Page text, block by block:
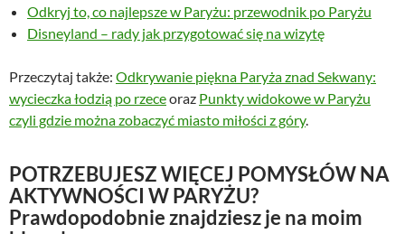
Odkryj to, co najlepsze w Paryżu: przewodnik po Paryżu
Disneyland – rady jak przygotować się na wizytę
Przeczytaj także: Odkrywanie piękna Paryża znad Sekwany:
wycieczka łodzią po rzeceoraz Punkty widokowe w Paryżu
czyli gdzie można zobaczyć miasto miłości z góry.
POTRZEBUJESZ WIĘCEJ POMYSŁÓW NA
AKTYWNOŚCI W PARYŻU?
Prawdopodobnie znajdziesz je na moim